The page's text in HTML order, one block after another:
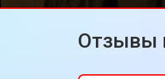
Замена
Отзывы